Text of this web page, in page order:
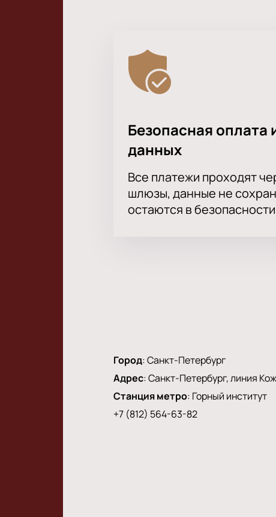
Безопасная оплата
данных
Все платежи проходят
шлюзы, данные не
остаются в
Город:Санкт-Петербург
Адрес:Санкт-Петербург, линия
Станция метро: Горный институт
+7 (812) 564-63-82